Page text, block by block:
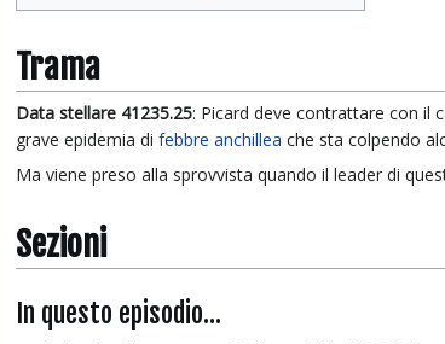
Trama
Data stellare 41235.25: Picard deve contrattare con il
grave epidemia di febbre anchillea che sta colpendo
Ma viene preso alla sprovvista quando il leader di
Sezioni
In questo episodio...